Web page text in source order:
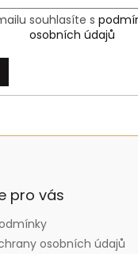
souhlasíte s
osobních údajů
pro vás
osobních údajů